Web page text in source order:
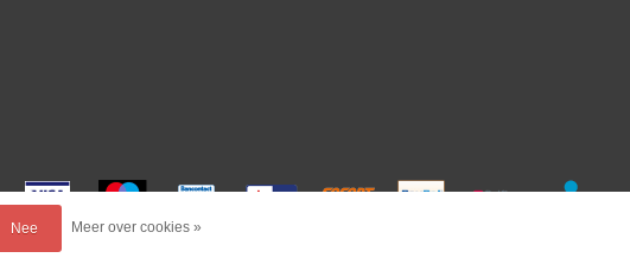
Nee Meer over cookies »